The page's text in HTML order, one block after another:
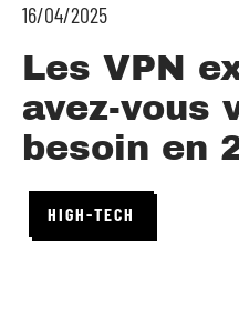
16/04/2025
Les VPN
avez-vous
besoin en
HIGH-TECH